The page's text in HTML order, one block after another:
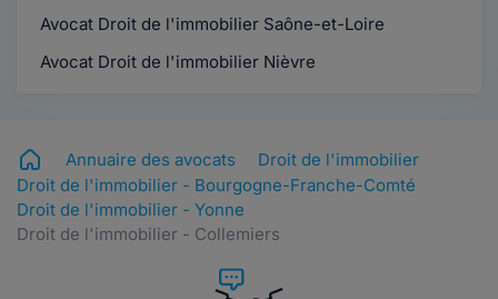
Avocat Droit de l'immobilier Saône-et-Loire
Avocat Droit de l'immobilier Nièvre
Annuaire des avocats
Droit de l'immobilier
Droit de l'immobilier - Bourgogne-Franche-Comté
Droit de l'immobilier - Yonne
Droit de l'immobilier - Collemiers